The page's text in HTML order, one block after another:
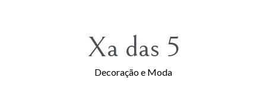
Xa das 5
Decoração e Moda